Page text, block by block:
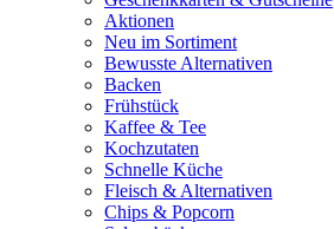
Aktionen
Neu im Sortiment
Bewusste Alternativen
Backen
Frühstück
Kaffee & Tee
Kochzutaten
Schnelle Küche
Fleisch & Alternativen
Chips & Popcorn